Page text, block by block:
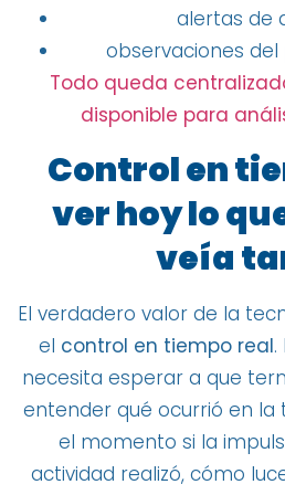
alertas de
observaciones
Todo queda
disponible para
Control en
ver hoy lo
veía
El verdadero valor de la
el control en tiempo real.
necesita esperar a que
entender qué ocurrió en la
el momento si la
actividad realizó, cómo